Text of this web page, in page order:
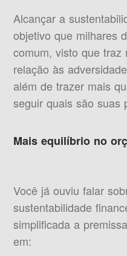
Alcançar a
objetivo que milhares
comum, visto que traz
relação às
além de trazer mais
seguir quais são suas
Mais equilíbrio no
Você já ouviu falar
sustentabilidade
simplificada a
em: